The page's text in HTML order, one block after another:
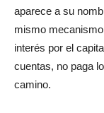
aparece a su
mismo
interés por el
cuentas, no paga
camino.